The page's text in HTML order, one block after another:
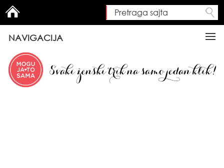
Search form
Pretraga sajta
NAVIGACIJA